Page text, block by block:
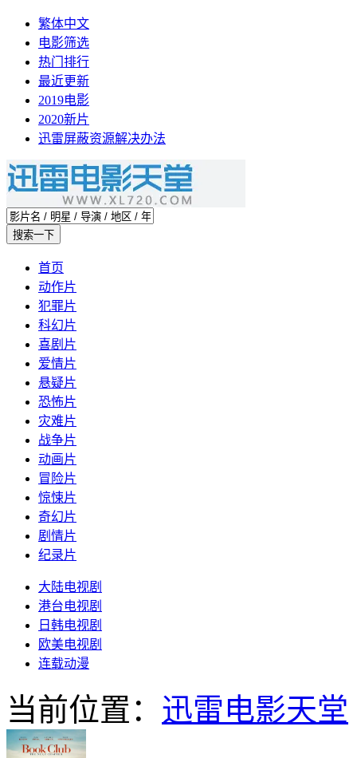
繁体中文
电影筛选
热门排行
最近更新
2019电影
2020新片
迅雷屏蔽资源解决办法
首页
动作片
犯罪片
科幻片
喜剧片
爱情片
悬疑片
恐怖片
灾难片
战争片
动画片
冒险片
惊悚片
奇幻片
剧情片
纪录片
大陆电视剧
港台电视剧
日韩电视剧
欧美电视剧
连载动漫
当前位置： 迅雷电影天堂